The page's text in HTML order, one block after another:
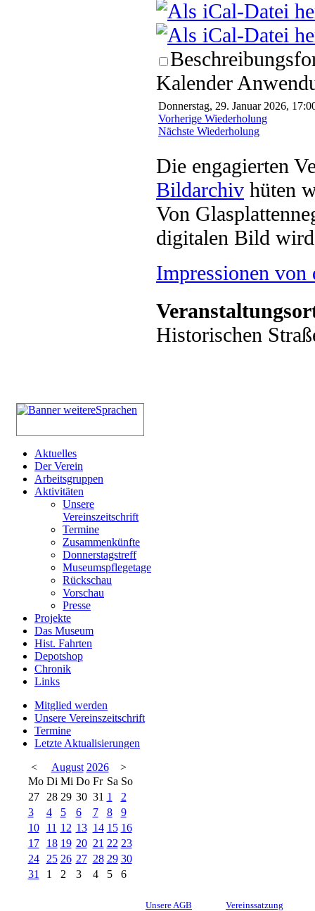
Kalender
Donnerstag, 29. Januar 2026,
Vorherige Wiederholung
Nächste Wiederholung
Die engagierten
Bildarchiv hüten
Von
digitalen Bild
Impressionen von
Historischen
Aktuelles
Der Verein
Arbeitsgruppen
Aktivitäten
Unsere
Vereinszeitschrift
Termine
Zusammenkünfte
Donnerstagstreff
Museumspflegetage
Rückschau
Vorschau
Presse
Projekte
Das Museum
Hist. Fahrten
Depotshop
Chronik
Links
Mitglied werden
Unsere Vereinszeitschrift
Termine
Letzte Aktualisierungen
<
August 2026
>
Mo Di Mi Do Fr Sa So
27
28 29 30 31 1
2
3
4 5 6 7 8
9
10
11 12 13 14 15 16
17
18 19 20 21 22 23
24
25 26 27 28 29 30
31
1 2 3 4 5 6
Unsere AGB Vereinssatzung